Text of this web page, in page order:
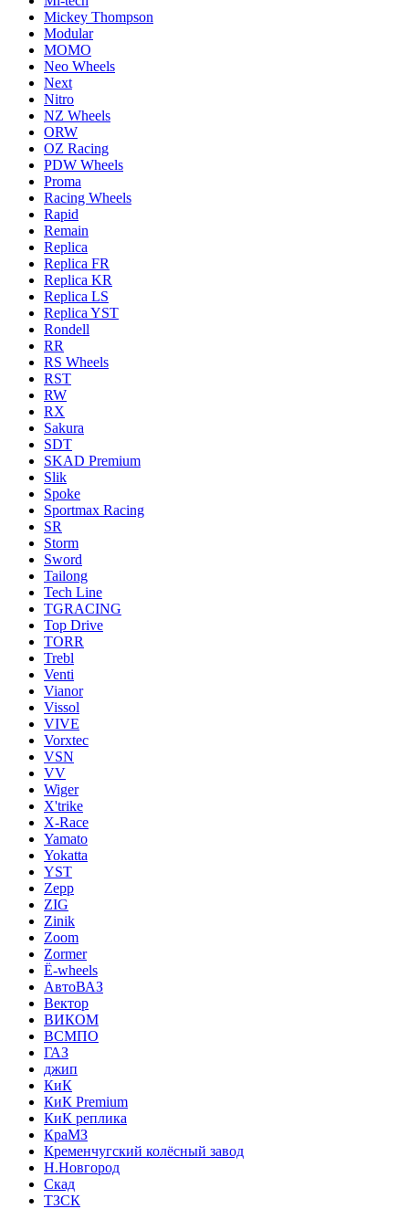
Mickey Thompson
Modular
MOMO
Neo Wheels
Next
Nitro
NZ Wheels
ORW
OZ Racing
PDW Wheels
Proma
Racing Wheels
Rapid
Remain
Replica
Replica FR
Replica KR
Replica LS
Replica YST
Rondell
RR
RS Wheels
RST
RW
RX
Sakura
SDT
SKAD Premium
Slik
Spoke
Sportmax Racing
SR
Storm
Sword
Tailong
Tech Line
TGRACING
Top Drive
TORR
Trebl
Venti
Vianor
Vissol
VIVE
Vorxtec
VSN
VV
Wiger
X'trike
X-Race
Yamato
Yokatta
YST
Zepp
ZIG
Zinik
Zoom
Zormer
Ё-wheels
АвтоВАЗ
Вектор
ВИКОМ
ВСМПО
ГАЗ
джип
КиК
КиК Premium
КиК реплика
КраМЗ
Кременчугский колёсный завод
Н.Новгород
Скад
ТЗСК